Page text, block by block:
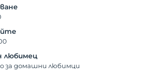
любимец
за домашни любимци